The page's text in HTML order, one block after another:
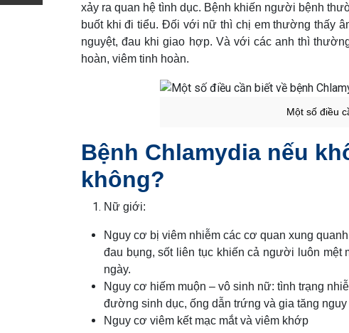
xảy ra quan hệ tình dục. Bệnh khiến người bệnh
buốt khi đi tiểu. Đối với nữ thì chị em thường thấy
nguyệt, đau khi giao hợp. Và với các anh thì
hoàn, viêm tinh hoàn.
Một số điều
Bệnh Chlamydia nếu
không?
Nữ giới:
Nguy cơ bị viêm nhiễm các cơ quan xung
đau bụng, sốt liên tục khiến cả người luôn mệt
ngày.
Nguy cơ hiếm muộn – vô sinh nữ: tình trạng
đường sinh dục, ống dẫn trứng và gia tăng
Nguy cơ viêm kết mạc mắt và viêm khớp